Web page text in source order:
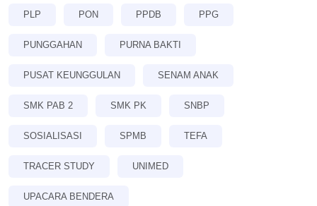
PLP PON PPDB PPG
PUNGGAHAN PURNA BAKTI
PUSAT KEUNGGULAN SENAM ANAK
SMK PAB 2 SMK PK SNBP
SOSIALISASI SPMB TEFA
TRACER STUDY UNIMED
UPACARA BENDERA